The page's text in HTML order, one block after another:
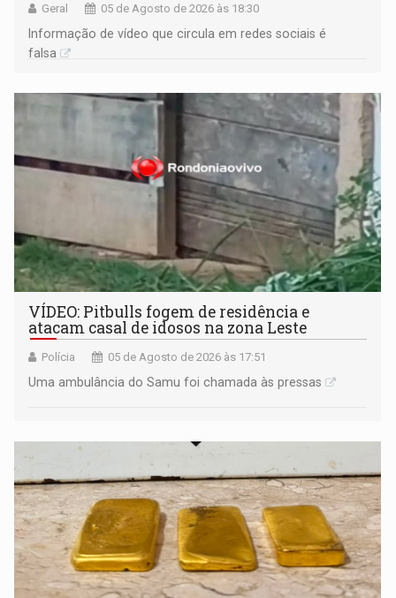
Geral 05 de Agosto de 2026 às 18:30
Informação de vídeo que circula em redes sociais é
falsa
VÍDEO: Pitbulls fogem de residência e
atacam casal de idosos na zona Leste
Polícia 05 de Agosto de 2026 às 17:51
Uma ambulância do Samu foi chamada às pressas